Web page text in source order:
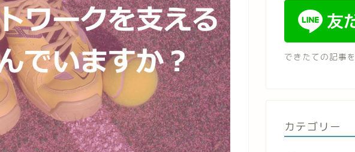
できたての記事
カテゴリー